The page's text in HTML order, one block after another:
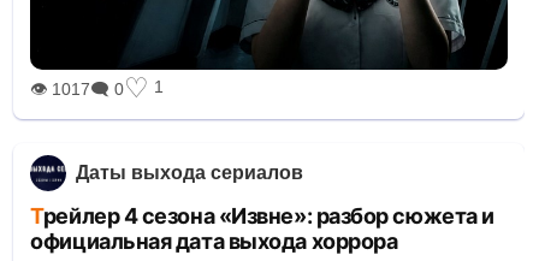
👁 1017🗨 0♡ 1
Даты выхода сериалов
Трейлер 4 сезона «Извне»: разбор сюжета и
официальная дата выхода хоррора